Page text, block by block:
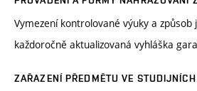
Vymezení kontrolované výuky a
každoročně aktualizovaná vyhláška
ZAŘAZENÍ PŘEDMĚTU VE